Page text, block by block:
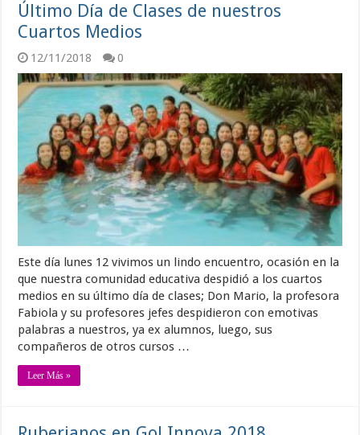
Último Día de Clases de nuestros
Cuartos Medios
12/11/2018 0
Este día lunes 12 vivimos un lindo encuentro, ocasión en la
que nuestra comunidad educativa despidió a los cuartos
medios en su último día de clases; Don Mario, la profesora
Fabiola y su profesores jefes despidieron con emotivas
palabras a nuestros, ya ex alumnos, luego, sus
compañeros de otros cursos …
Leer Más »